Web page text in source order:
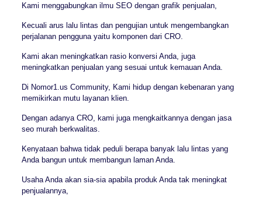
Kami menggabungkan ilmu SEO dengan grafik penjualan,
Kecuali arus lalu lintas dan pengujian untuk mengembangkan
perjalanan pengguna yaitu komponen dari CRO.
Kami akan meningkatkan rasio konversi Anda, juga
meningkatkan penjualan yang sesuai untuk kemauan Anda.
Di Nomor1.us Community, Kami hidup dengan kebenaran yang
memikirkan mutu layanan klien.
Dengan adanya CRO, kami juga mengkaitkannya dengan jasa
seo murah berkwalitas.
Kenyataan bahwa tidak peduli berapa banyak lalu lintas yang
Anda bangun untuk membangun laman Anda.
Usaha Anda akan sia-sia apabila produk Anda tak meningkat
penjualannya,